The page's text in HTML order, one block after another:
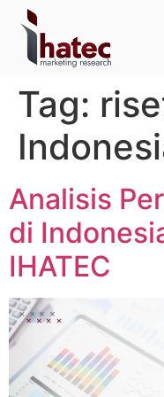
Tag:
Analisis
di
IHATEC